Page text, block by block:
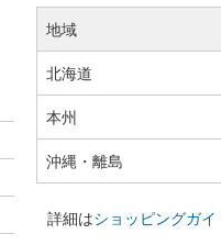
地域
北海道
本州
沖縄・離島
詳細はショッピングガイ